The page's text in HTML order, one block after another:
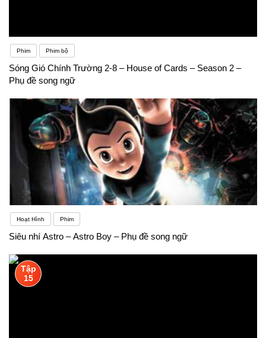
Phim Phim bộ
Sóng Gió Chính Trường 2-8 – House of Cards – Season 2 –
Phụ đề song ngữ
Hoạt Hình Phim
Siêu nhí Astro – Astro Boy – Phụ đề song ngữ
Tập
15